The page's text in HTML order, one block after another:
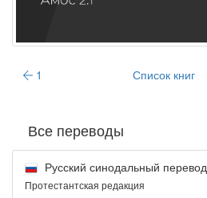
1 Список книг
Все переводы
Русский синодальный перевод
Протестантская редакция